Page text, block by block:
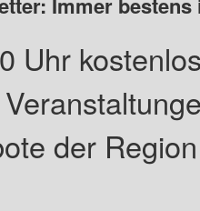
Uhr
der